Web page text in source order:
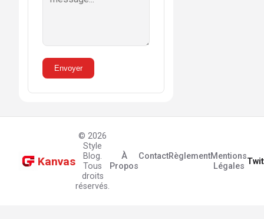
Envoyer
Kanvas
© 2026
Style
Blog.
Tous
droits
réservés.
À
Propos
ContactRèglementMentions
Légales